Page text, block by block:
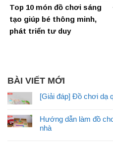
Top 10 món đồ chơi sáng
tạo giúp bé thông minh,
phát triển tư duy
BÀI VIẾT MỚI
[Giải đáp] Đồ chơi dạ
Hướng dẫn làm đồ
nhà